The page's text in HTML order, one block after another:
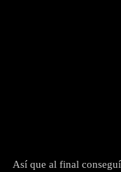
Así que al final